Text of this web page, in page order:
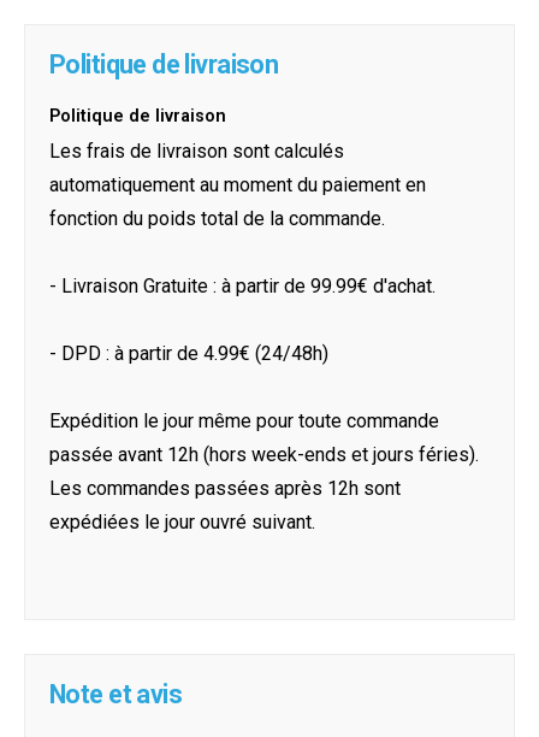
Politique de livraison
Politique de livraison
Les frais de livraison sont calculés
automatiquement au moment du paiement en
fonction du poids total de la commande.
- Livraison Gratuite : à partir de 99.99€ d'achat.
- DPD : à partir de 4.99€ (24/48h)
Expédition le jour même pour toute commande
passée avant 12h (hors week-ends et jours féries).
Les commandes passées après 12h sont
expédiées le jour ouvré suivant.
Note et avis